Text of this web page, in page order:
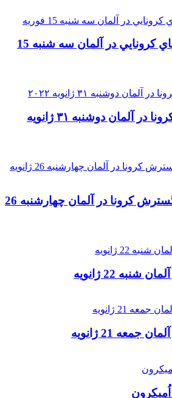
طرح حذف محدوديتهاي كرونايي در آلمان سه شنبه 15
وضعیت بازگسترش كرونا در آلمان دوشنبه ۳۱ ژانویه
گزارش وضعيت باز گسترش كرونا در آلمان چهارشنبه 26
22 ژانويه
جمعه 21 ژانويه